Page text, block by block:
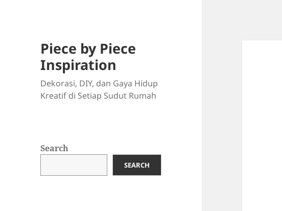
Piece by Piece
Inspiration
Dekorasi, DIY, dan Gaya Hidup
Kreatif di Setiap Sudut Rumah
Search
SEARCH